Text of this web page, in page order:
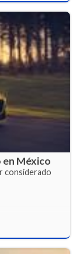
en México
considerado